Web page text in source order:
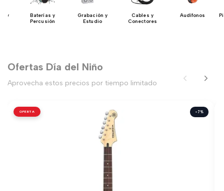
y
Baterías y
Percusión
Grabación y
Estudio
Cables y
Conectores
Audífonos
Ofertas Día del Niño
Aprovecha estos precios por tiempo limitado
OFERTA -7%